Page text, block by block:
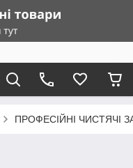
ПРОФЕСІЙНІ ЧИСТЯЧІ